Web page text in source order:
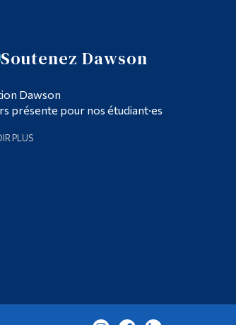
Soutenez Dawson
Dawson
présente pour nos étudiant·es
PLUS